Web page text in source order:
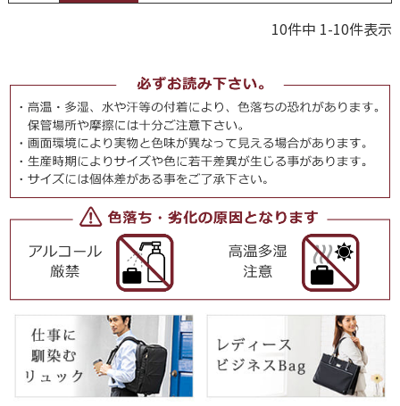
10件中 1-10件表示